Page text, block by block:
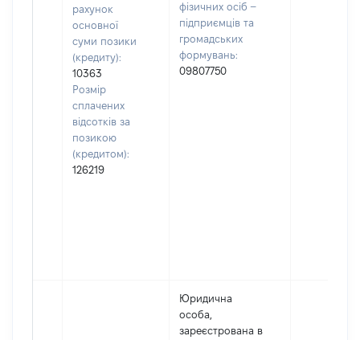
рахунок
основної
суми позики
(кредиту):
10363
Розмір
сплачених
відсотків за
позикою
(кредитом):
126219
фізичних осіб –
підприємців та
громадських
формувань:
09807750
Юридична
особа,
зареєстрована в